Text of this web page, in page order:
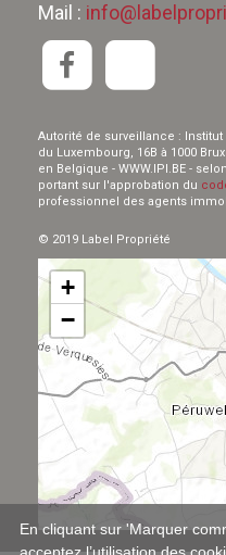
Mail :
Autorité de surveillance :
du Luxembourg, 16B à 1000
en Belgique - WWW.IPI.BE -
portant sur l'approbation du
professionnel des agents
© 2019 Label Propriété
+
−
En cliquant sur 'Marquer